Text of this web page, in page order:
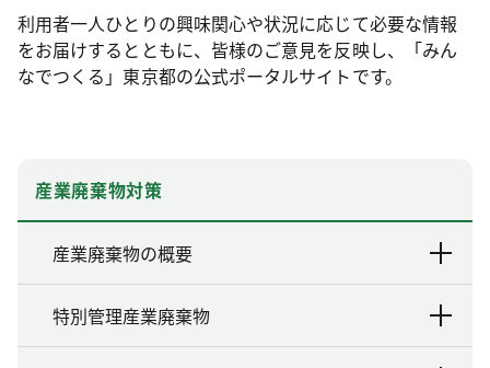
利用者一人ひとりの興味関心や状況に応じて必要な情報
をお届けするとともに、皆様のご意見を反映し、「みん
なでつくる」東京都の公式ポータルサイトです。
産業廃棄物対策
産業廃棄物の概要
特別管理産業廃棄物